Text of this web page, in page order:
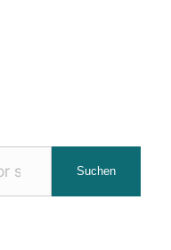
Suchen